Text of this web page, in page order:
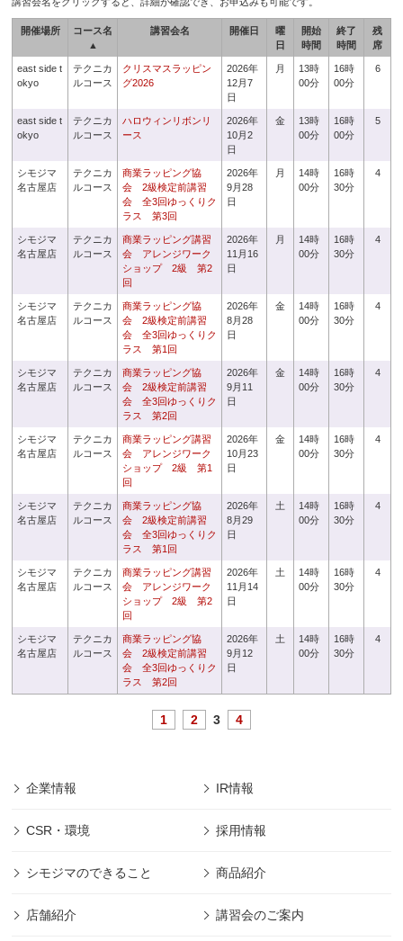
開催場所
コース名
▲
講習会名 開催日
曜
日
開始
時間
終了
時間
残
席
east side t
okyo
テクニカ
ルコース
クリスマスラッピン
グ2026
2026年
12月7
日
月
13時
00分
16時
00分
6
east side t
okyo
テクニカ
ルコース
ハロウィンリボンリ
ース
2026年
10月2
日
金
13時
00分
16時
00分
5
シモジマ
名古屋店
テクニカ
ルコース
商業ラッピング協
会 2級検定前講習
会 全3回ゆっくりク
ラス 第3回
2026年
9月28
日
月
14時
00分
16時
30分
4
シモジマ
名古屋店
テクニカ
ルコース
商業ラッピング講習
会 アレンジワーク
ショップ 2級 第2
回
2026年
11月16
日
月
14時
00分
16時
30分
4
シモジマ
名古屋店
テクニカ
ルコース
商業ラッピング協
会 2級検定前講習
会 全3回ゆっくりク
ラス 第1回
2026年
8月28
日
金
14時
00分
16時
30分
4
シモジマ
名古屋店
テクニカ
ルコース
商業ラッピング協
会 2級検定前講習
会 全3回ゆっくりク
ラス 第2回
2026年
9月11
日
金
14時
00分
16時
30分
4
シモジマ
名古屋店
テクニカ
ルコース
商業ラッピング講習
会 アレンジワーク
ショップ 2級 第1
回
2026年
10月23
日
金
14時
00分
16時
30分
4
シモジマ
名古屋店
テクニカ
ルコース
商業ラッピング協
会 2級検定前講習
会 全3回ゆっくりク
ラス 第1回
2026年
8月29
日
土
14時
00分
16時
30分
4
シモジマ
名古屋店
テクニカ
ルコース
商業ラッピング講習
会 アレンジワーク
ショップ 2級 第2
回
2026年
11月14
日
土
14時
00分
16時
30分
4
シモジマ
名古屋店
テクニカ
ルコース
商業ラッピング協
会 2級検定前講習
会 全3回ゆっくりク
ラス 第2回
2026年
9月12
日
土
14時
00分
16時
30分
4
1 2 3 4
企業情報 IR情報
CSR・環境 採用情報
シモジマのできること 商品紹介
店舗紹介 講習会のご案内